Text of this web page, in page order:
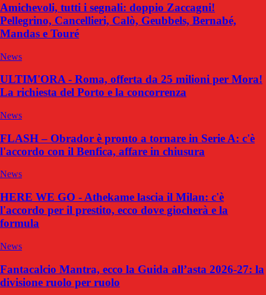
Amichevoli, tutti i segnali: doppio Zaccagni!
Pellegrino, Cancellieri, Calò, Geubbels, Bernabé,
Mandas e Touré
News
ULTIM'ORA - Roma, offerta da 25 milioni per Mora!
La richiesta del Porto e la concorrenza
News
FLASH – Obrador è pronto a tornare in Serie A: c'è
l'accordo con il Benfica, affare in chiusura
News
HERE WE GO - Athekame lascia il Milan: c'è
l'accordo per il prestito, ecco dove giocherà e la
formula
News
Fantacalcio Mantra, ecco la Guida all’asta 2026-27: la
divisione ruolo per ruolo